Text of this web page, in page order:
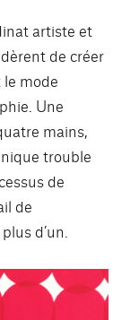
artiste et
de créer
mode
Une
mains,
trouble
de
de
d’un.